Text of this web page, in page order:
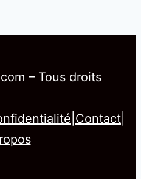
– Tous droits
Contact